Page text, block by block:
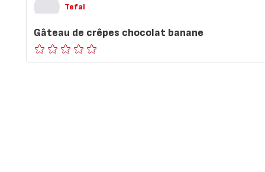
Tefal
Gâteau de crêpes chocolat banane
ratings.0